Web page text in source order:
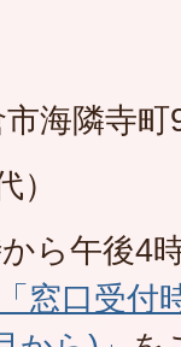
海隣寺町
）
ら午後4
「窓口受